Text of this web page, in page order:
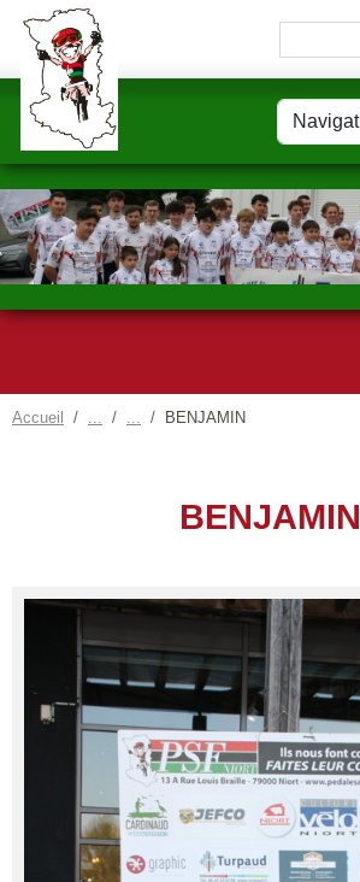
Accueil BENJAMIN
BENJAMIN
Panneau de gestion des cookies